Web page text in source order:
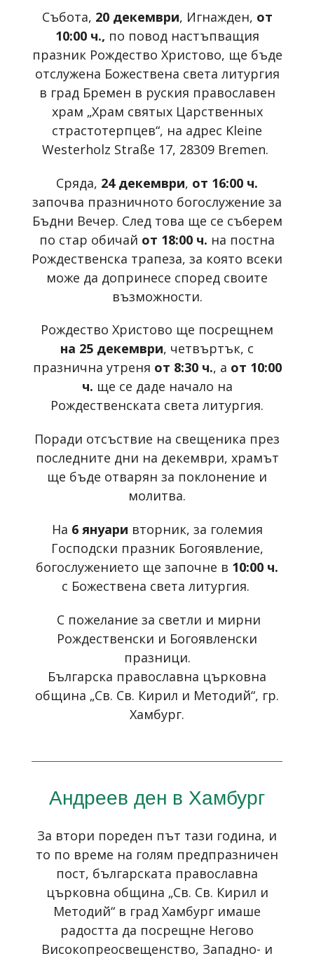
Събота, 20 декември, Игнажден, от
10:00 ч., по повод настъпващия
празник Рождество Христово, ще бъде
отслужена Божествена света литургия
в град Бремен в руския православен
храм „Храм святых Царственных
cтрастотерпцев“, на адрес Kleine
Westerholz Straße 17, 28309 Bremen.
Сряда, 24 декември, от 16:00 ч.
започва празничното богослужение за
Бъдни Вечер. След това ще се съберем
по стар обичай от 18:00 ч. на постна
Рождественска трапеза, за която всеки
може да допринесе според своите
възможности.
Рождество Христово ще посрещнем
на 25 декември, четвъртък, с
празнична утреня от 8:30 ч., а от 10:00
ч. ще се даде начало на
Рождественската света литургия.
Поради отсъствие на свещеника през
последните дни на декември, храмът
ще бъде отварян за поклонение и
молитва.
На 6 януари вторник, за големия
Господски празник Богоявление,
богослужението ще започне в 10:00 ч.
с Божествена света литургия.
С пожелание за светли и мирни
Рождественски и Богоявленски
празници.
Българска православна църковна
община „Св. Св. Кирил и Методий“, гр.
Хамбург.
Андреев ден в Хамбург
За втори пореден път тази година, и
то по време на голям предпразничен
пост, българската православна
църковна община „Св. Св. Кирил и
Методий“ в град Хамбург имаше
радостта да посрещне Негово
Високопреосвещенство, Западно- и